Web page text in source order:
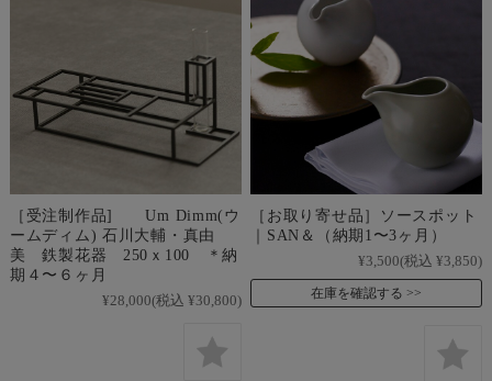
［受注制作品] Um Dimm(ウ
ームディム) 石川大輔・真由
美 鉄製花器 250ｘ100 ＊納
期４〜６ヶ月
¥28,000(税込 ¥30,800)
［お取り寄せ品］ソースポット
｜SAN＆（納期1〜3ヶ月）
¥3,500(税込 ¥3,850)
在庫を確認する